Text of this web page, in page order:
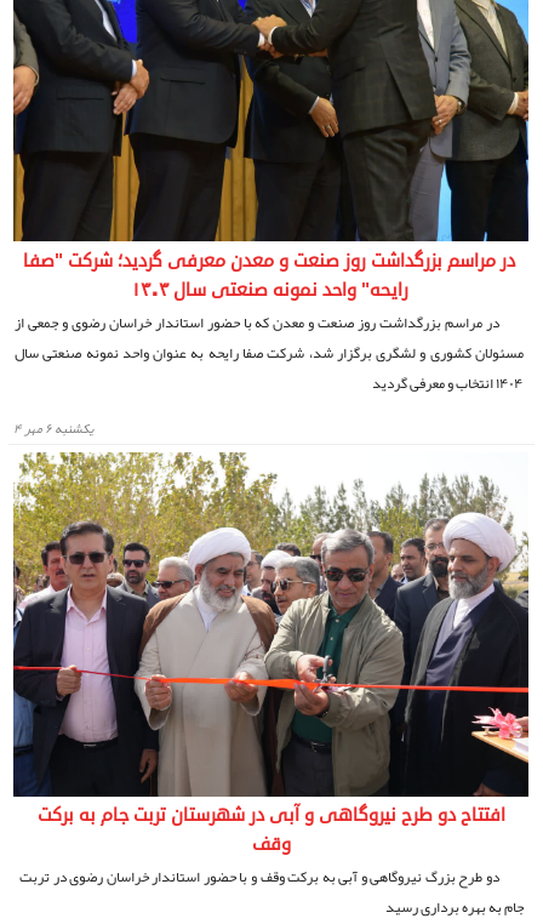
در مراسم بزرگداشت روز صنعت و معدن معرفی گردید؛ شرکت "صفا
رایحه" واحد نمونه صنعتی سال ۱۴۰۴
در مراسم بزرگداشت روز صنعت و معدن که با حضور استاندار خراسان رضوی و جمعی از
مسئولان کشوری و لشگری برگزار شد، شرکت صفا رایحه به عنوان واحد نمونه صنعتی سال
۱۴۰۴ انتخاب و معرفی گردید
يكشنبه ۶ مهر ۴
افتتاح دو طرح نیروگاهی و آبی در شهرستان تربت جام به برکت
وقف
دو طرح بزرگ نیروگاهی و آبی به برکت وقف و با حضور استاندار خراسان رضوی در تربت
جام به بهره برداری رسید